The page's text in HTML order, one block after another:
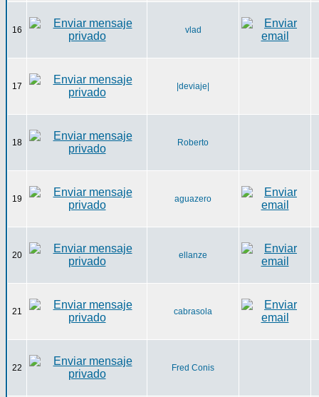
16 vlad
17 |deviaje|
18 Roberto
19 aguazero
20 ellanze
21 cabrasola
22 Fred Conis